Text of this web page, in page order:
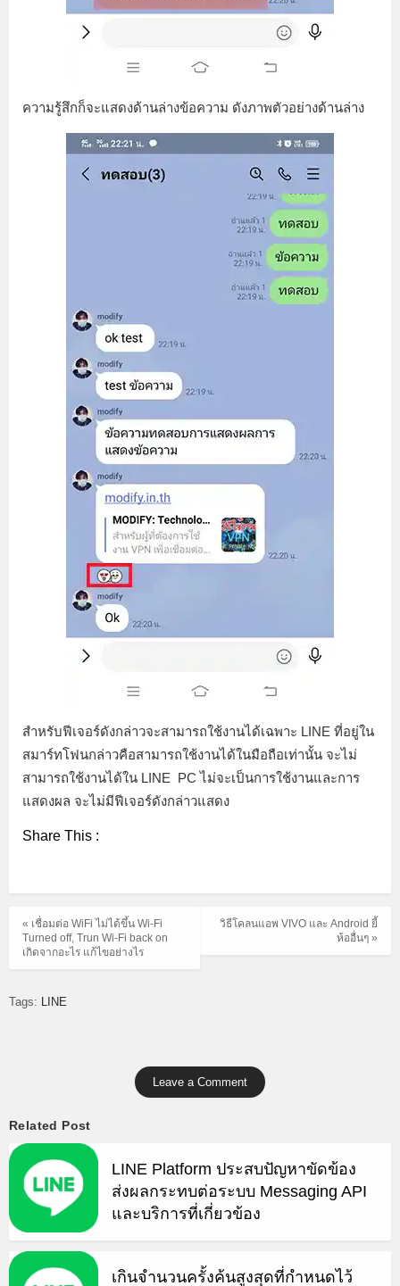
ความรู้สึกก็จะแสดงด้านล่างข้อความ ดังภาพตัวอย่างด้านล่าง
สำหรับฟีเจอร์ดังกล่าวจะสามารถใช้งานได้เฉพาะ LINE ที่อยู่ใน
สมาร์ทโฟนกล่าวคือสามารถใช้งานได้ในมือถือเท่านั้น จะไม่
สามารถใช้งานได้ใน LINE PC ไม่จะเป็นการใช้งานและการ
แสดงผล จะไม่มีฟีเจอร์ดังกล่าวแสดง
Share This :
วิธีโคลนแอพ VIVO และ Android ยี้
ห้ออื่นๆ »
« เชื่อมต่อ WiFi ไม่ได้ขึ้น Wi-Fi
Turned off, Trun Wi-Fi back on
เกิดจากอะไร แก้ไขอย่างไร
Tags: LINE
Leave a Comment
Related Post
LINE Platform ประสบปัญหาขัดข้อง
ส่งผลกระทบต่อระบบ Messaging API
และบริการที่เกี่ยวข้อง
เกินจำนวนครั้งค้นสูงสุดที่กำหนดไว้